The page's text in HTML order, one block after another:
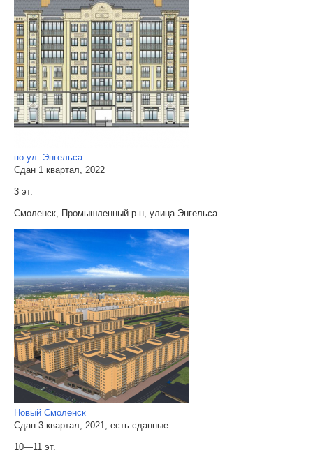
по ул. Энгельса
Сдан 1 квартал, 2022
3 эт.
Смоленск, Промышленный р-н, улица Энгельса
Новый Смоленск
Сдан 3 квартал, 2021, есть сданные
10—11 эт.